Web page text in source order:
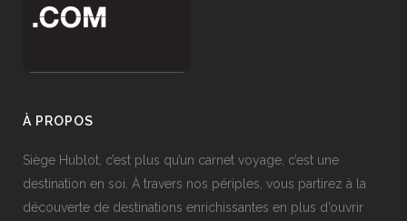
À PROPOS
Siège Hublot, c’est plus qu’un carnet voyage, c’est une
destination en soi. À travers nos périples, vous partirez à la
découverte de destinations enrichissantes en plus d’ouvrir